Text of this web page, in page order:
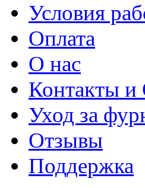
Условия
Оплата
О нас
Контакты и
Уход за
Отзывы
Поддержка